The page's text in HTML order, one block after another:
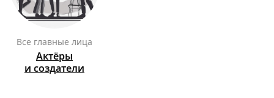
Все главные лица
Актёры
и создатели